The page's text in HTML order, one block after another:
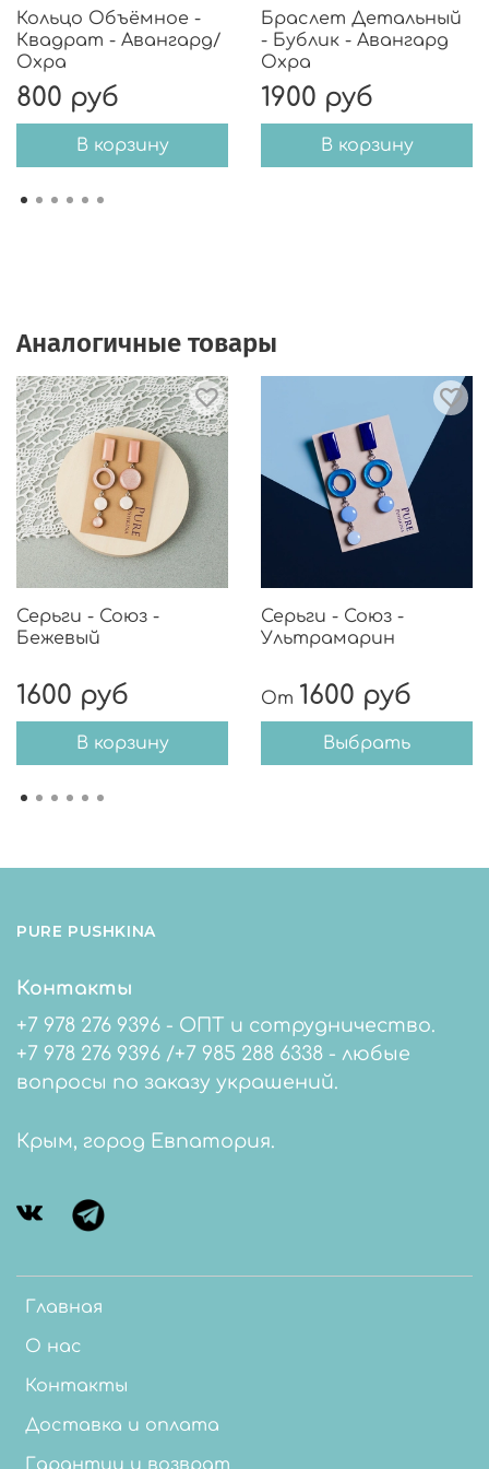
Кольцо Объёмное -
Квадрат - Авангард/
Охра
800 руб
В корзину
Браслет Детальный
- Бублик - Авангард
Охра
1900 руб
В корзину
Аналогичные товары
Серьги - Союз -
Бежевый
1600 руб
В корзину
Серьги - Союз -
Ультрамарин
От 1600 руб
Выбрать
PURE PUSHKINA
Главная
О нас
Контакты
Доставка и оплата
Гарантии и возврат
Контакты
+7 978 276 9396 - ОПТ и сотрудничество.
+7 978 276 9396 /+7 985 288 6338 - любые
вопросы по заказу украшений.
Крым, город Евпатория.